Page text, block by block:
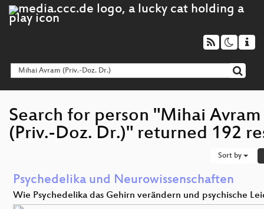
Search for person "Mihai Avram
(Priv.-Doz. Dr.)" returned 192
Sort by
Psychedelika und Neurowissenschaften
Wie Psychedelika das Gehirn verändern und psychische